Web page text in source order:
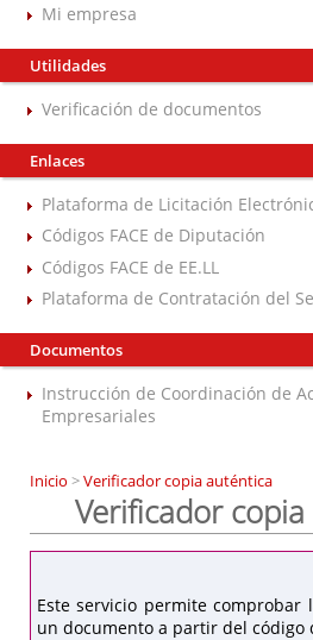
Mi empresa
Utilidades
Verificación de documentos
Enlaces
Plataforma de Licitación
Códigos FACE de Diputación
Códigos FACE de EE.LL
Plataforma de Contratación del
Documentos
Instrucción de Coordinación de
Empresariales
Inicio >Verificador copia auténtica
Verificador
Este servicio permite comprobar
un documento a partir del código